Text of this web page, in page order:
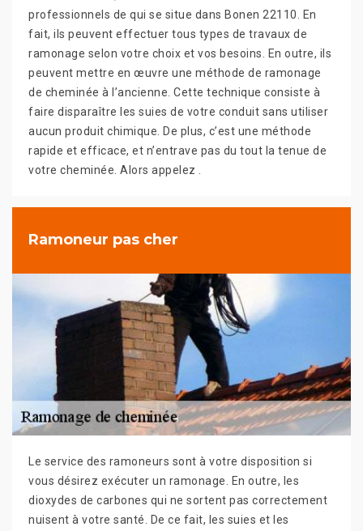
professionnels de qui se situe dans Bonen 22110. En
fait, ils peuvent effectuer tous types de travaux de
ramonage selon votre choix et vos besoins. En outre, ils
peuvent mettre en œuvre une méthode de ramonage
de cheminée à l’ancienne. Cette technique consiste à
faire disparaître les suies de votre conduit sans utiliser
aucun produit chimique. De plus, c’est une méthode
rapide et efficace, et n’entrave pas du tout la tenue de
votre cheminée. Alors appelez .
Ramoneur pas cher
Le service des ramoneurs sont à votre disposition si
vous désirez exécuter un ramonage. En outre, les
dioxydes de carbones qui ne sortent pas correctement
nuisent à votre santé. De ce fait, les suies et les